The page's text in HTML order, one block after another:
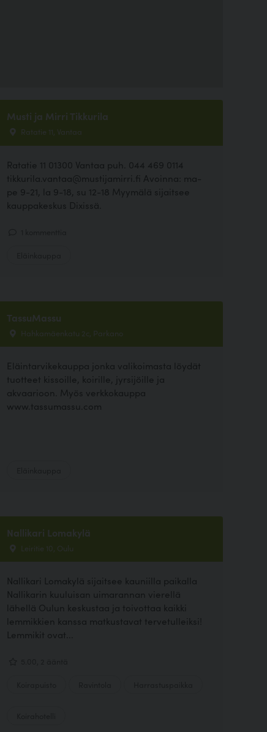
Musti ja Mirri Tikkurila
Ratatie 11, Vantaa
Ratatie 11 01300 Vantaa puh. 044 469 0114
tikkurila.vantaa@mustijamirri.fi Avoinna: ma-
pe 9-21, la 9-18, su 12-18 Myymälä sijaitsee
kauppakeskus Dixissä.
TassuMassu
Hahkamäenkatu 2c, Parkano
Eläintarvikekauppa jonka valikoimasta löydät
tuotteet kissoille, koirille, jyrsijöille ja
akvaarioon. Myös verkkokauppa
www.tassumassu.com
Nallikari Lomakylä
Leiritie 10, Oulu
Nallikari Lomakylä sijaitsee kauniilla paikalla
Nallikarin kuuluisan uimarannan vierellä
lähellä Oulun keskustaa ja toivottaa kaikki
lemmikkien kanssa matkustavat tervetulleiksi!
Lemmikit ovat...